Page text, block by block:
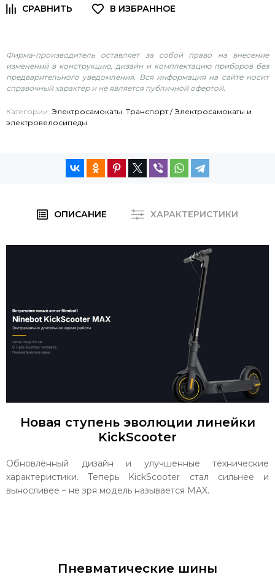
Фирма-производитель оставляет за собой право на внесение
изменений в конструкцию, дизайн и комплектацию приборов без
предварительного уведомления. Вся информация на сайте носит
справочный характер и не является публичной офертой.
Категории: Электросамокаты, Транспорт / Электросамокаты и
электровелосипеды
ОПИСАНИЕ ХАРАКТЕРИСТИКИ
Новая ступень эволюции линейки
KickScooter
Обновлённый дизайн и улучшенные технические
характеристики. Теперь KickScooter стал сильнее и
выносливее – не зря модель называется MAX.
Пневматические шины